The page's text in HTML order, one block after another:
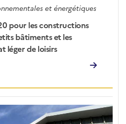
et énergétiques
pour les constructions
bâtiments et les
léger de loisirs